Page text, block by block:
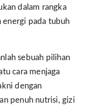
dalam rangka
energi pada tubuh
sebuah pilihan
cara menjaga
dengan
penuh nutrisi, gizi